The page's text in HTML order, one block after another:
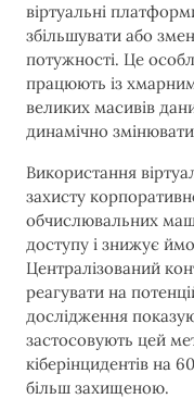
віртуальні
збільшувати або
потужності. Це
працюють із
великих масивів
динамічно
Використання
захисту
обчислювальних
доступу і знижує
Централізований
реагувати на
дослідження
застосовують цей
кіберінцидентів на
більш захищеною.